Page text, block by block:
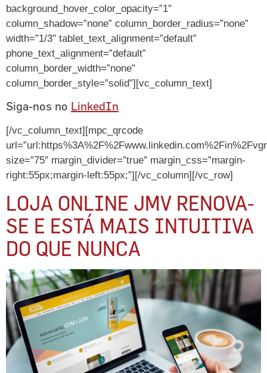
background_hover_color_opacity=”1″
column_shadow=”none” column_border_radius=”none”
width=”1/3″ tablet_text_alignment=”default”
phone_text_alignment=”default”
column_border_width=”none”
column_border_style=”solid”][vc_column_text]
Siga-nos no LinkedIn
[/vc_column_text][mpc_qrcode
size=”75″ margin_divider=”true” margin_css=”margin-
right:55px;margin-left:55px;”][/vc_column][/vc_row]
LOJA ONLINE JMV RENOVA-
SE E ESTÁ MAIS INTUITIVA
DO QUE NUNCA